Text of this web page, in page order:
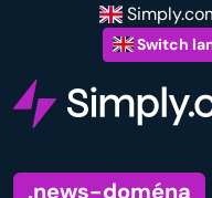
Switch
.news-doména